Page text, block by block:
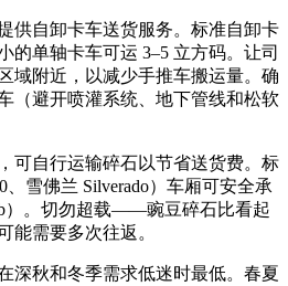
供自卸卡车送货服务。标准自卸卡
的单轴卡车可运 3–5 立方码。让司
域附近，以减少手推车搬运量。确
（避开喷灌系统、地下管线和松软
可自行运输碎石以节省送货费。标
雪佛兰 Silverado）车厢可安全承
）。切勿超载——豌豆碎石比看起
能需要多次往返。
深秋和冬季需求低迷时最低。春夏